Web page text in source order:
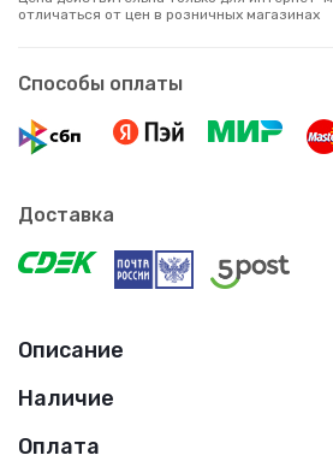
отличаться от цен в розничных магазинах
Способы оплаты
Доставка
Описание
Наличие
Оплата